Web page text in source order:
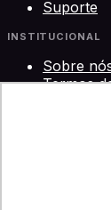
Suporte
INSTITUCIONAL
Sobre
Termos
Usamos